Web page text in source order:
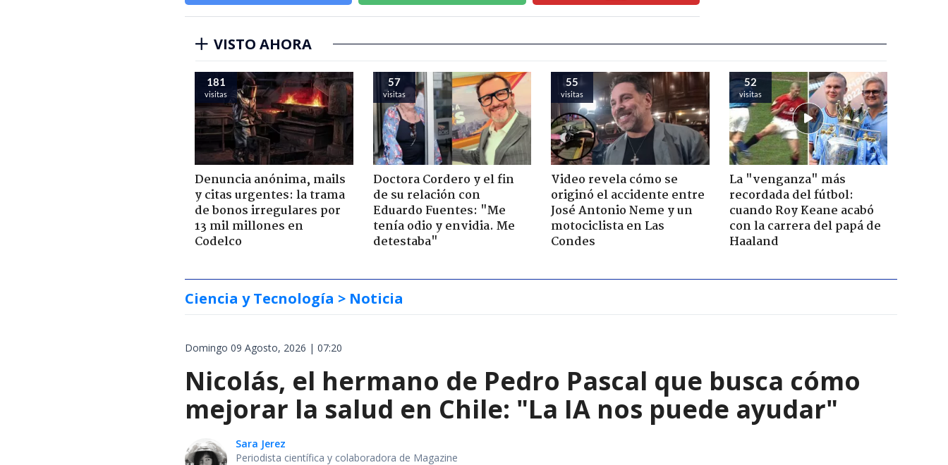
VISTO AHORA
181
visitas
Denuncia anónima, mails
y citas urgentes: la trama
de bonos irregulares por
13 mil millones en
Codelco
57
visitas
Doctora Cordero y el fin
de su relación con
Eduardo Fuentes: "Me
tenía odio y envidia. Me
detestaba"
55
visitas
Video revela cómo se
originó el accidente entre
José Antonio Neme y un
motociclista en Las
Condes
52
visitas
La "venganza" más
recordada del fútbol:
cuando Roy Keane acabó
con la carrera del papá de
Haaland
Ciencia y Tecnología > Noticia
Domingo 09 Agosto, 2026 | 07:20
Nicolás, el hermano de Pedro Pascal que busca cómo
mejorar la salud en Chile: "La IA nos puede ayudar"
Sara Jerez
Periodista científica y colaboradora de Magazine